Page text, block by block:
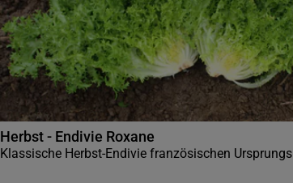
Herbst - Endivie Roxane
Klassische Herbst-Endivie französischen Ursprungs